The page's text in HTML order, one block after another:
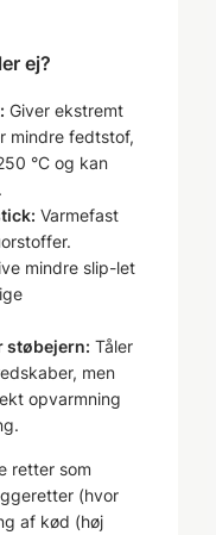
ej?
Giver ekstremt
mindre fedtstof,
°C og kan
Varmefast
mindre slip-let
støbejern: Tåler
men
opvarmning
retter som
(hvor
af kød (høj